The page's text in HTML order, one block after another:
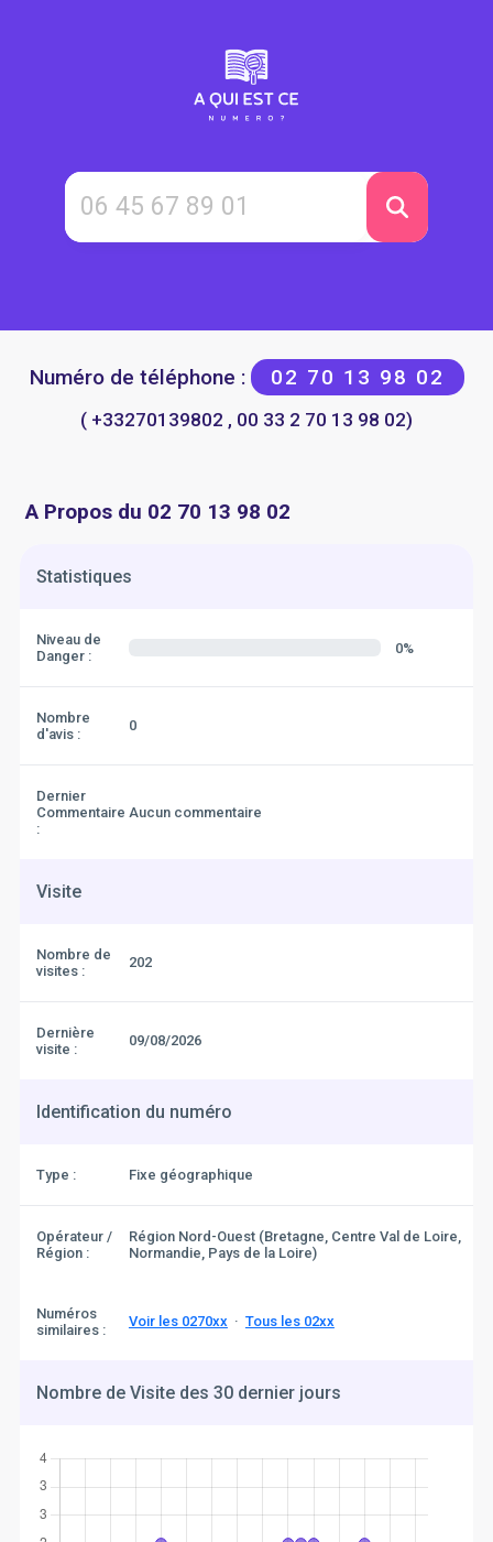
Numéro de téléphone : 02 70 13 98 02
( +33270139802 , 00 33 2 70 13 98 02)
A Propos du 02 70 13 98 02
Statistiques
Niveau de
Danger :
0%
Nombre
d'avis :
0
Dernier
Commentaire
:
Aucun commentaire
Visite
Nombre de
visites :
202
Dernière
visite :
09/08/2026
Identification du numéro
Type : Fixe géographique
Opérateur /
Région :
Région Nord-Ouest (Bretagne, Centre Val de Loire,
Normandie, Pays de la Loire)
Numéros
similaires :
Voir les 0270xx· Tous les 02xx
Nombre de Visite des 30 dernier jours